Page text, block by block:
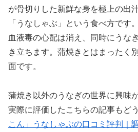
が骨切りした新鮮な身を極上の出
「うなしゃぶ」という食べ方です
血液毒の心配は消え、同時にうな
き立ちます。蒲焼きとはまったく
面です。
蒲焼き以外のうなぎの世界に興味
実際に評価したこちらの記事もど
こん」うなしゃぶの口コミ評判｜